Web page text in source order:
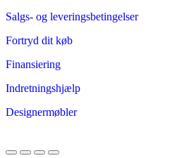
Salgs- og leveringsbetingelser
Fortryd dit køb
Finansiering
Indretningshjælp
Designermøbler